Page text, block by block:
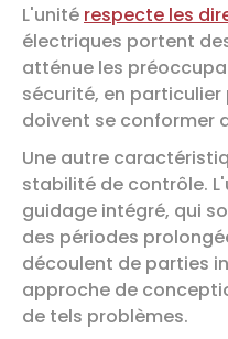
L'unité respecte les
électriques portent
atténue les
sécurité, en
doivent se conformer
Une autre
stabilité de contrôle.
guidage intégré, qui
des périodes
découlent de parties
approche de
de tels problèmes.